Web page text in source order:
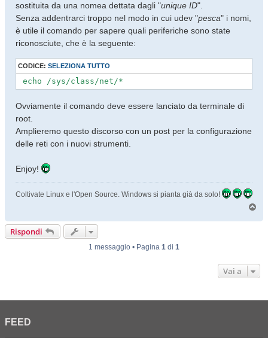
g
g
i
o
sostituita da una nomea dettata dagli "unique ID".
Senza addentrarci troppo nel modo in cui udev "pesca" i nomi,
è utile il comando per sapere quali periferiche sono state
riconosciute, che è la seguente:
CODICE: SELEZIONA TUTTO
echo /sys/class/net/*
Ovviamente il comando deve essere lanciato da terminale di
root.
Amplieremo questo discorso con un post per la configurazione
delle reti con i nuovi strumenti.
Enjoy!
Coltivate Linux e l'Open Source. Windows si pianta già da solo!
Rispondi
1 messaggio • Pagina 1 di 1
Vai a
FEED